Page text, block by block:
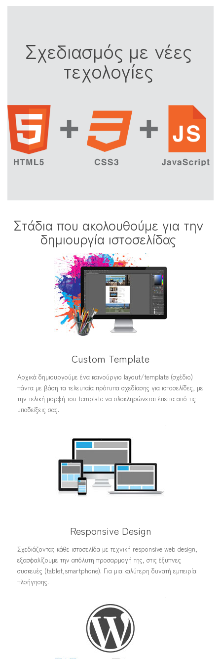
Σχεδιασμός με νέες
τεχολογίες
Στάδια που ακολουθούμε για την
δημιουργία ιστοσελίδας
Custom Template
Αρχικά δημιουργούμε ένα καινούργιο layout/template (σχέδιο)
πάντα με βάση τα τελευταία πρότυπα σχεδίασης για ιστοσελίδες, με
την τελική μορφή του template να ολοκληρώνεται έπειτα από τις
υποδείξεις σας.
Responsive Design
Σχεδιάζοντας κάθε ιστοσελίδα με τεχνική responsive web design,
εξασφαλίζουμε την απόλυτη προσαρμογή της, στις έξυπνες
συσκευές (tablet,smartphone). Για μια καλύτερη δυνατή εμπειρία
πλοήγησης.